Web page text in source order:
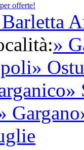
offerte!
»
»
»
Gargano